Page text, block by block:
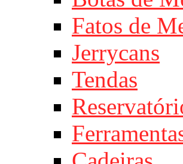
Fatos de
Jerrycans
Tendas